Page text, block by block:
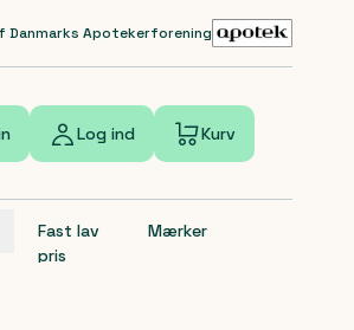
Danmarks Apotekerforening
Log ind Kurv
Fast lav
pris
Mærker